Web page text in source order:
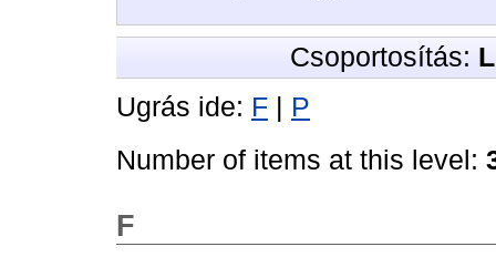
Csoportosítás:
Ugrás ide: F
P
Number of items at this level:
F